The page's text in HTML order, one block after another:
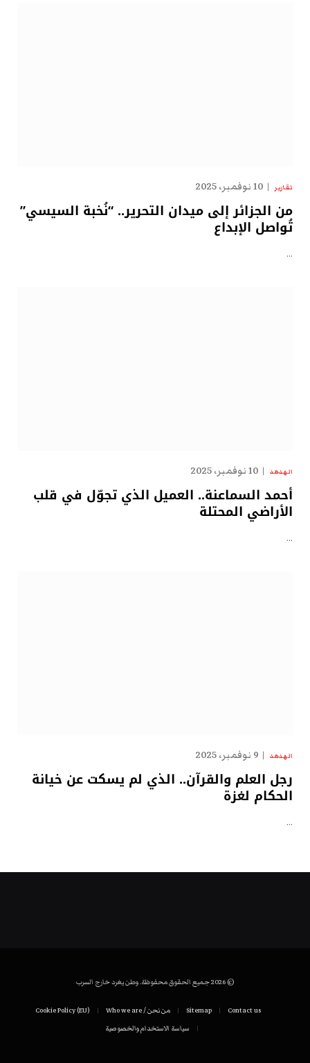
تقارير 10 نوفمبر، 2025
من الجزائر إلى ميدان التحرير.. “نُخبة السيسي”
تُواصل الإبداع
…
الهدهد 10 نوفمبر، 2025
أحمد السماعنة.. العميل الذي تجوّل في قلب
الأراضي المحتلة
…
الهدهد 9 نوفمبر، 2025
رجل العلم والقرآن.. الذي لم يسكت عن خيانة
الحكام لغزة
…
© 2026 جميع الحقوق محفوظة. وطن يغرد خارج السرب
Contact us
Sitemap من نحن / Who we are
Cookie Policy (EU)
سياسة الاستخدام والخصوصية